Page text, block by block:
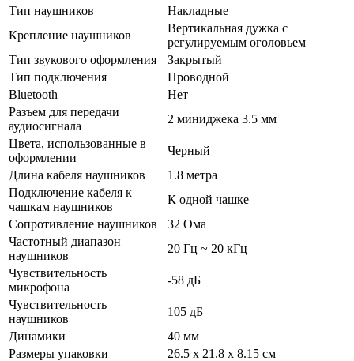
Тип наушников
Накладные
Крепление наушников
Вертикальная дужка с
регулируемым оголовьем
Тип звукового оформления
Закрытый
Тип подключения
Проводной
Bluetooth
Нет
Разъем для передачи
аудиосигнала
2 миниджека 3.5 мм
Цвета, использованные в
оформлении
Черный
Длина кабеля наушников
1.8 метра
Подключение кабеля к
чашкам наушников
К одной чашке
Сопротивление наушников
32 Ома
Частотный диапазон
наушников
20 Гц ~ 20 кГц
Чувствительность
микрофона
-58 дБ
Чувствительность
наушников
105 дБ
Динамики
40 мм
Размеры упаковки
26.5 x 21.8 x 8.15 см